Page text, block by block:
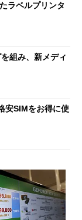
ラベルプリンタ
組み、新メディ
安SIMをお得に使